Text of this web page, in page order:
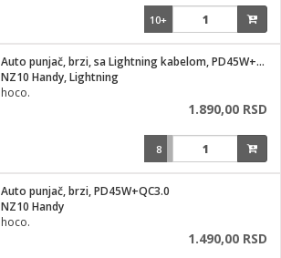
10+
Auto punjač, brzi, sa Lightning kabelom, PD45W+QC3.0
NZ10 Handy, Lightning
hoco.
1.890,00 RSD
8
Auto punjač, brzi, PD45W+QC3.0
NZ10 Handy
hoco.
1.490,00 RSD